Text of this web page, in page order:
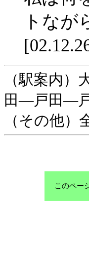
トなが
（駅案内
田—戸田—
（その他）
このペー